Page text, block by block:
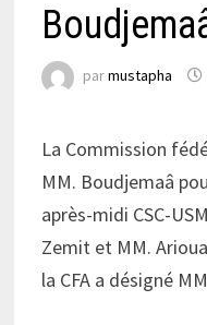
parmustapha
La Commission
MM. Boudjemaâ
après-midi CSC-
Zemit et MM.
la CFA a désigné